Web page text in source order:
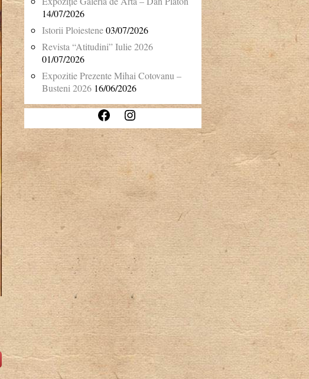
14/07/2026
Istorii Ploiestene03/07/2026
Revista “Atitudini” Iulie 2026
01/07/2026
Expozitie Prezente Mihai Cotovanu –
Busteni 2026 16/06/2026
Facebook Instagram